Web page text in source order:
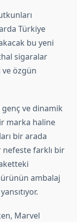
Türkiye
bu yeni
sigaralar
ve özgün
ve dinamik
marka haline
bir arada
farklı bir
ambalaj
Marvel